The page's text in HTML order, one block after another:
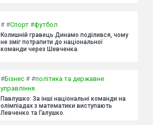
# #Спорт #футбол
Колишній гравець Динамо поділився, чому
не зміг потрапити до національної
команди через Шевченка.
#Бізнес # #політика та державне
управління
Павлушко: За інші національні команди на
олімпіадах з математики виступають
Левченко та Галушко.